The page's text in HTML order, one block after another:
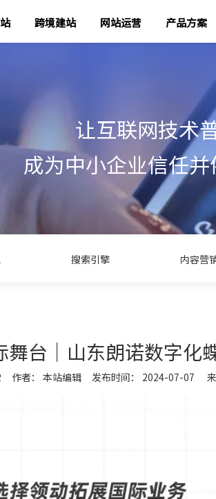
跨境建站 网站运营 产品方案
让互联网技术
成为中小企业信任
搜索引擎 内容营
舞台｜山东朗诺数字化
作者： 本站编辑 发布时间： 2024-07-07 来